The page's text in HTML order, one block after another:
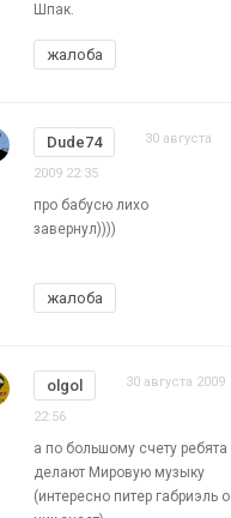
Шпак.
жалоба
Dude74 30 августа
2009 22:35
про бабусю лихо
завернул))))
жалоба
olgol 30 августа 2009
22:56
а по большому счету ребята
делают Мировую музыку
(интересно питер габриэль о